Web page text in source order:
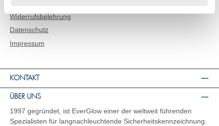
Widerrufsbelehrung
Datenschutz
Impressum
KONTAKT
ÜBER UNS
1997 gegründet, ist EverGlow einer der weltweit führenden
Spezialisten für langnachleuchtende Sicherheitskennzeichnung.